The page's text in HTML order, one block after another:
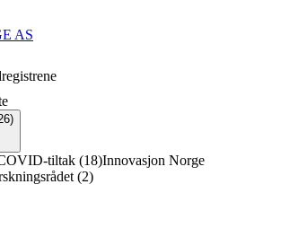
AS
)
tiltak (18)Innovasjon Norge
(2)